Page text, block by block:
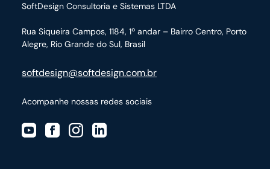
SoftDesign Consultoria e Sistemas LTDA
Rua Siqueira Campos, 1184, 1º andar – Bairro Centro, Porto
Alegre, Rio Grande do Sul, Brasil
softdesign@softdesign.com.br
Acompanhe nossas redes sociais